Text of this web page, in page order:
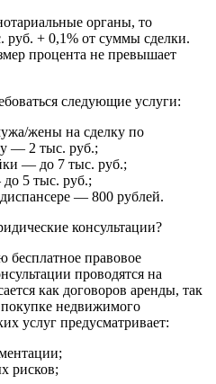
органы, то
руб. + 0,1% от суммы сделки.
процента не превышает
следующие услуги:
жены на сделку по
— 2 тыс. руб.;
— до 7 тыс. руб.;
5 тыс. руб.;
— 800 рублей.
консультации?
бесплатное правовое
проводятся на
как договоров аренды, так
недвижимого
услуг предусматривает:
рисков;